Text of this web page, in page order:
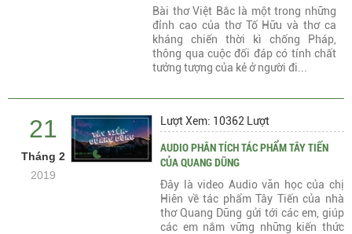
Bài thơ Việt Bắc là một trong những
đỉnh cao của thơ Tố Hữu và thơ ca
kháng chiến thời kì chống Pháp,
thông qua cuộc đối đáp có tính chất
tưởng tượng của kẻ ở người đi...
21
Tháng 2
2019
Lượt Xem: 10362 Lượt
AUDIO PHÂN TÍCH TÁC PHẨM TÂY TIẾN
CỦA QUANG DŨNG
Đây là video Audio văn học của chị
Hiên về tác phẩm Tây Tiến của nhà
thơ Quang Dũng gửi tới các em, giúp
các em nắm vững những kiến thức